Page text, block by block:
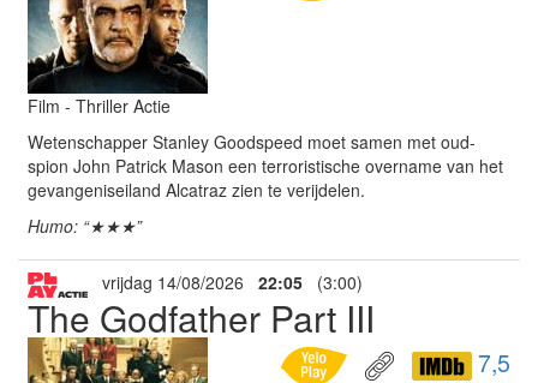
Film - Thriller Actie
Wetenschapper Stanley Goodspeed moet samen met oud-
spion John Patrick Mason een terroristische overname van het
gevangeniseiland Alcatraz zien te verijdelen.
Humo: “★★★”
vrijdag 14/08/2026 22:05 (3:00)
The Godfather Part III
7,5